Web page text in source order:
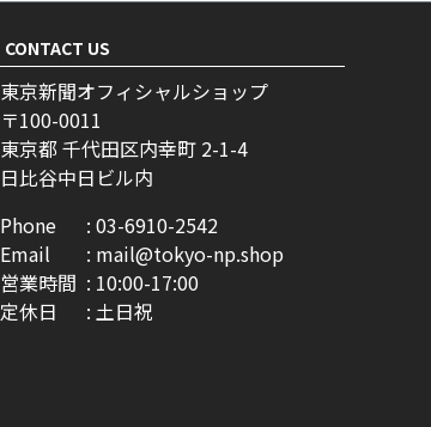
CONTACT US
東京新聞オフィシャルショップ
100-0011
東京都 千代田区内幸町 2-1-4
日比谷中日ビル内
Phone
03-6910-2542
Email
mail@tokyo-np.shop
営業時間
10:00-17:00
定休日
土日祝